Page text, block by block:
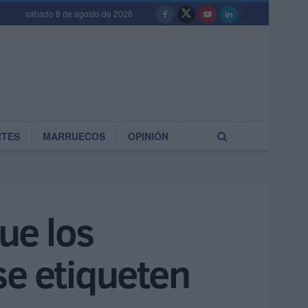
sábado 8 de agosto de 2026
MARRUECOS OPINIÓN
los
etiqueten